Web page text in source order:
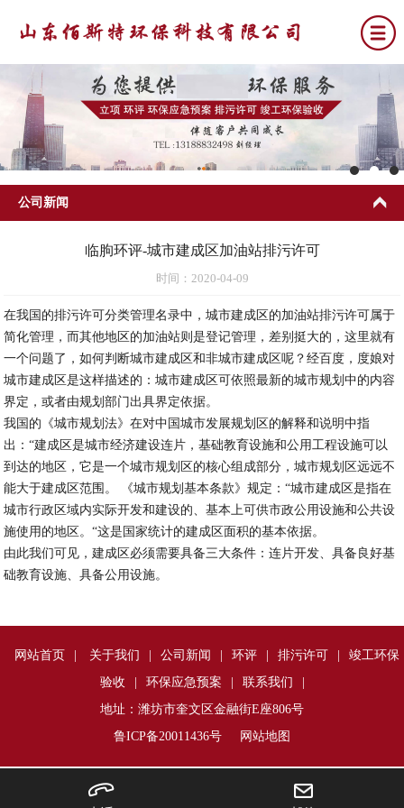
网站首页
关于我们
公司新闻
排污许可
竣工环保验收
环保应急预案
联系我们
公司新闻
临朐环评-城市建成区加油站排污许可
时间：2020-04-09
在我国的排污许可分类管理名录中，城市建成区的加油站排污许可属于
简化管理，而其他地区的加油站则是登记管理，差别挺大的，这里就有
一个问题了，如何判断城市建成区和非城市建成区呢？经百度，度娘对
城市建成区是这样描述的：城市建成区可依照最新的城市规划中的内容
界定，或者由规划部门出具界定依据。
我国的《城市规划法》在对中国城市发展规划区的解释和说明中指
出：“建成区是城市经济建设连片，基础教育设施和公用工程设施可以
到达的地区，它是一个城市规划区的核心组成部分，城市规划区远远不
能大于建成区范围。 《城市规划基本条款》规定：“城市建成区是指在
城市行政区域内实际开发和建设的、基本上可供市政公用设施和公共设
施使用的地区。“这是国家统计的建成区面积的基本依据。
由此我们可见，建成区必须需要具备三大条件：连片开发、具备良好基
础教育设施、具备公用设施。
网站首页 关于我们 公司新闻 环评 排污许可
竣工环保
验收
环保应急预案 联系我们
地址：潍坊市奎文区金融街E座806号
鲁ICP备20011436号
网站地图